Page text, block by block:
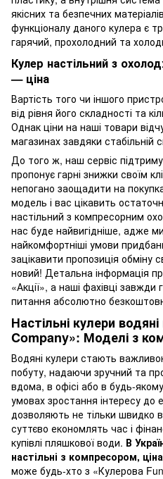
якісних та безпечних
функціоналу даного кулера є
гарячий, прохолодний та
Кулер настільний з
— ціна
Вартість того чи іншого
від рівня його складності та
Однак ціни на наші товари
магазинах завдяки стабільній
До того ж, наш сервіс
пропонує гарні знижки своїм
непогано заощадити на
модель і вас цікавить
настільний з компресорним
нас буде найвигідніше, адже
найкомфортніші умови
зацікавити пропозиція обміну
новий! Детальна інформація
«Акції», а наші фахівці завжди
питання абсолютно
Настільні кулери
Company»: Моделі з
Водяні кулери стають
побуту, надаючи зручний та
вдома, в офісі або в будь-
умовах зростання інтересу до
дозволяють не тільки швидко
суттєво економлять час і
купівлі пляшкової води. В
настільні з компресором, ціна
може будь-хто з «Кулерова